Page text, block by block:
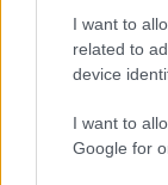
I want to
related to
device
I want to
Google for
ΠΟΔΟΣΦΑΙΡΟ
Ο Φαν’τ Σχιπ